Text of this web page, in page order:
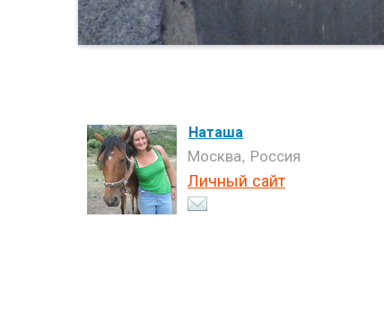
Наташа
Москва, Россия
Личный сайт